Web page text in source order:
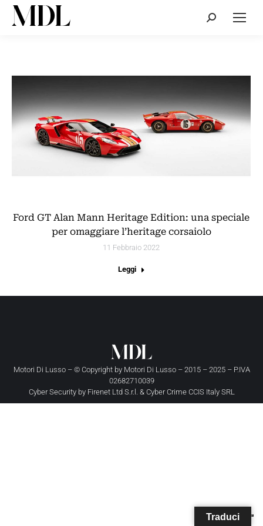
Cerca:
Ford GT Alan Mann Heritage Edition: una speciale
per omaggiare l’heritage corsaiolo
11 Febbraio 2022
Leggi
Motori Di Lusso – © Copyright by Motori Di Lusso– 2015 – 2025 – P.IVA
02682710039
Cyber Security by Firenet Ltd S.r.l. & Cyber Crime CCIS Italy SRL
Traduci